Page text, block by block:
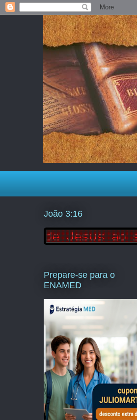
João 3:16
Prepare-se para o
ENAMED